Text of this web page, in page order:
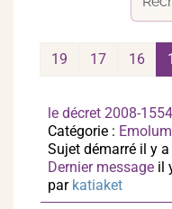
16
17
19
le décret 2008-1554
Catégorie :
Sujet démarré il y
Dernier message il
par katiaket